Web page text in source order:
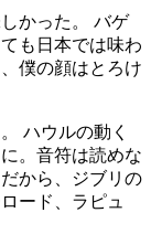
かった。 バゲ
も日本では味わ
僕の顔はとろけ
ハウルの動く
。音符は読めな
から、ジブリの
ード、ラピュ